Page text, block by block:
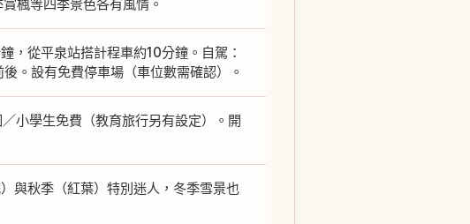
楓等四季景色各有風情。
，從平泉站搭計程車約10分鐘。自駕：
。設有免費停車場（車位數需確認）。
小學生免費（教育旅行另有設定）。開
與秋季（紅葉）特別迷人，冬季雪景也